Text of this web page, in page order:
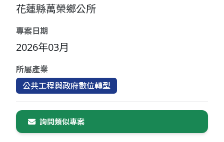
花蓮縣萬榮鄉公所
專案日期
2026年03月
所屬產業
公共工程與政府數位轉型
詢問類似專案